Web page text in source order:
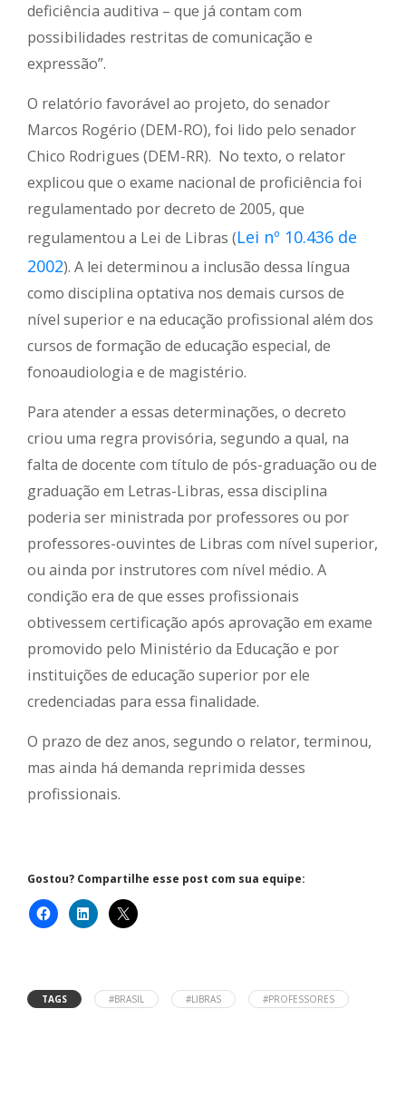
deficiência auditiva – que já contam com
possibilidades restritas de comunicação e
expressão”.
O relatório favorável ao projeto, do senador
Marcos Rogério (DEM-RO), foi lido pelo senador
Chico Rodrigues (DEM-RR). No texto, o relator
explicou que o exame nacional de proficiência foi
regulamentado por decreto de 2005, que
regulamentou a Lei de Libras (Lei nº 10.436 de
2002). A lei determinou a inclusão dessa língua
como disciplina optativa nos demais cursos de
nível superior e na educação profissional além dos
cursos de formação de educação especial, de
fonoaudiologia e de magistério.
Para atender a essas determinações, o decreto
criou uma regra provisória, segundo a qual, na
falta de docente com título de pós-graduação ou de
graduação em Letras-Libras, essa disciplina
poderia ser ministrada por professores ou por
professores-ouvintes de Libras com nível superior,
ou ainda por instrutores com nível médio. A
condição era de que esses profissionais
obtivessem certificação após aprovação em exame
promovido pelo Ministério da Educação e por
instituições de educação superior por ele
credenciadas para essa finalidade.
O prazo de dez anos, segundo o relator, terminou,
mas ainda há demanda reprimida desses
profissionais.
Gostou? Compartilhe esse post com sua equipe:
TAGS #BRASIL #LIBRAS #PROFESSORES